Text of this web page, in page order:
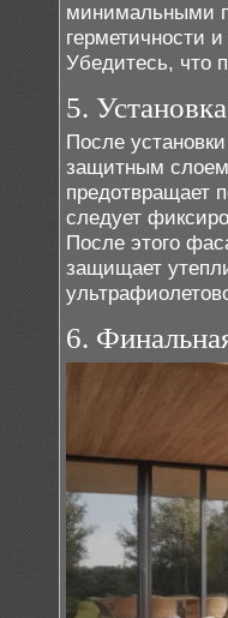
минимальными
герметичности
Убедитесь, что
5.
После
защитным
предотвращает
следует
После этого
защищает
6.